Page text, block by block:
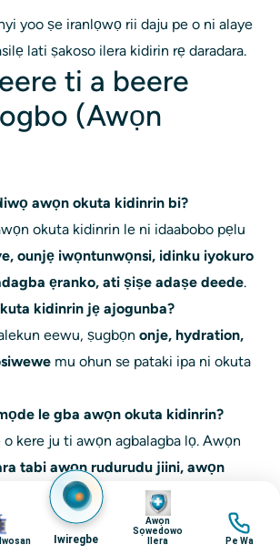
yoo ṣe iranlọwọ rii daju pe o ni alaye
lati ṣakoso ilera kidirin rẹ daradara.
ti a beere
(Awọn
awọn okuta kidinrin bi?
okuta kidinrin le ni idaabobo pẹlu
ounjẹ iwọntunwọnsi, idinku iyokuro
ẹranko, ati ṣiṣe adaṣe deede.
kidinrin jẹ ajogunba?
eewu, ṣugbọn onje, hydration,
mu ohun se pataki ipa ni okuta
le gba awọn okuta kidinrin?
kere ju ti awọn agbalagba lọ. Awọn
tabi awọn rudurudu jiini, awọn
gbigbẹ aiṣan
wa ni ewu ti o ga
okuta kidinrin ni irora bi?
Iwiregbe
aworan
Awọn
Sọwedowo
Ilera
aworan
Pe Wa